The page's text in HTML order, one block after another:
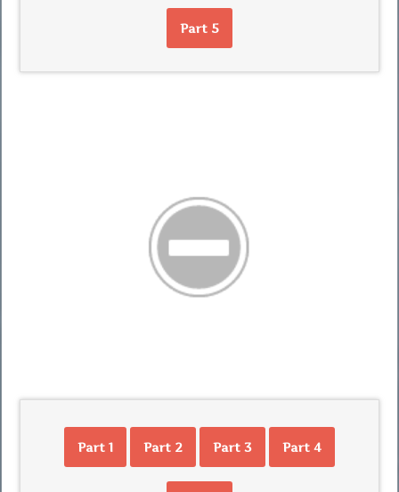
Part 5
Part 1 Part 2 Part 3 Part 4